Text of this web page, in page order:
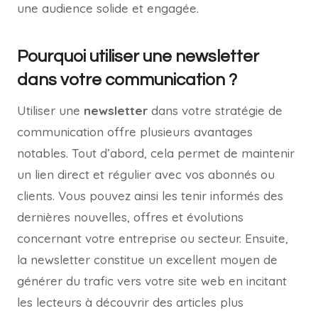
une audience solide et engagée.
Pourquoi utiliser une newsletter
dans votre communication ?
Utiliser une newsletter dans votre stratégie de
communication offre plusieurs avantages
notables. Tout d’abord, cela permet de maintenir
un lien direct et régulier avec vos abonnés ou
clients. Vous pouvez ainsi les tenir informés des
dernières nouvelles, offres et évolutions
concernant votre entreprise ou secteur. Ensuite,
la newsletter constitue un excellent moyen de
générer du trafic vers votre site web en incitant
les lecteurs à découvrir des articles plus